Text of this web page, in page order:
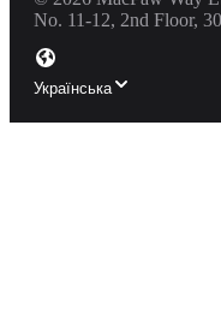
No. 11-12, 2nd Floor,
Українська